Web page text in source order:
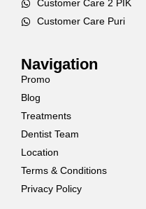
Customer Care 2 PIK
Customer Care Puri
Navigation
Promo
Blog
Treatments
Dentist Team
Location
Terms & Conditions
Privacy Policy